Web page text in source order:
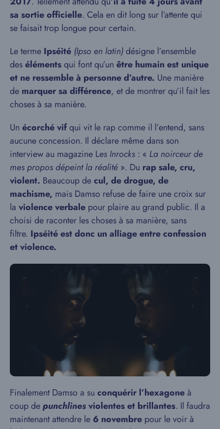
sa sortie officielle. Cela en dit long sur l’attente qui
se faisait trop longue pour certain.
Le terme Ipséité (Ipso en latin)désigne l’ensemble
desélémentsqui font qu’un être humain est unique
et ne ressemble à personne d’autre. Une manière
de marquer sa différence, et de montrer qu’il fait les
choses à sa manière.
Un écorché vifqui vit le rap comme il l’entend, sans
aucune concession. Il déclare même dans son
interview au magazine Les Inrocks : « La noirceur de
mes propos dépeint la réalité ». Du rap sale, cru,
violent. Beaucoup decul, de drogue, de
machisme, mais Damso refuse de faire une croix sur
la violence verbale pour plaire au grand public. Il a
choisi de raconter les choses à sa manière, sans
filtre. Ipséité est donc un alliage entre confession
et violence.
Finalement Damso a su conquérir l’hexagoneà
coup depunchlinesviolentes et brillantes. Il faudra
maintenant attendre le 6 novembre pour le voir à